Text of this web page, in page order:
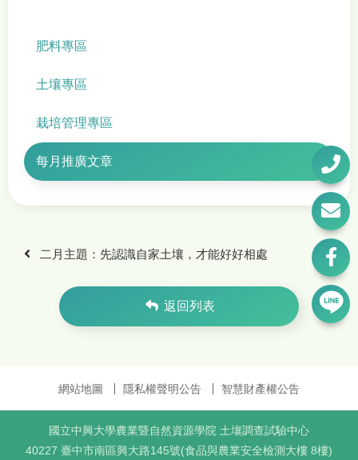
肥料專區
土壤專區
栽培管理專區
每月推廣文章
二月主題：先認識自家土壤，才能好好相處
返回列表
網站地圖 隱私權聲明公告 智慧財產權公告
國立中興大學農業暨自然資源學院 土壤調查試驗中心
40227 臺中市南區興大路145號(食品與農業安全檢測大樓 8樓)